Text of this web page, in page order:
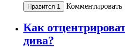
Нравится 1 Комментировать
Как
дива?